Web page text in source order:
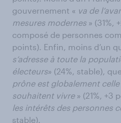
gouvernement « va de
mesures modernes » (31%,
composé de personnes
points). Enfin, moins d’un
s’adresse à toute la
électeurs» (24%, stable),
prône est globalement
souhaitent vivre » (21%, +3
les intérêts des personnes
stable).